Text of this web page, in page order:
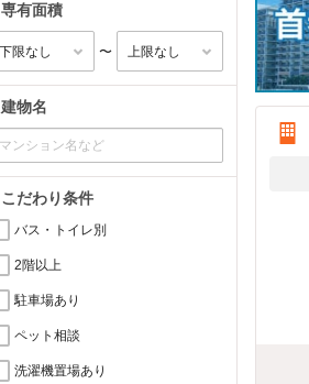
専有面積
〜
建物名
こだわり条件
バス・トイレ別
2階以上
駐車場あり
ペット相談
洗濯機置場あり